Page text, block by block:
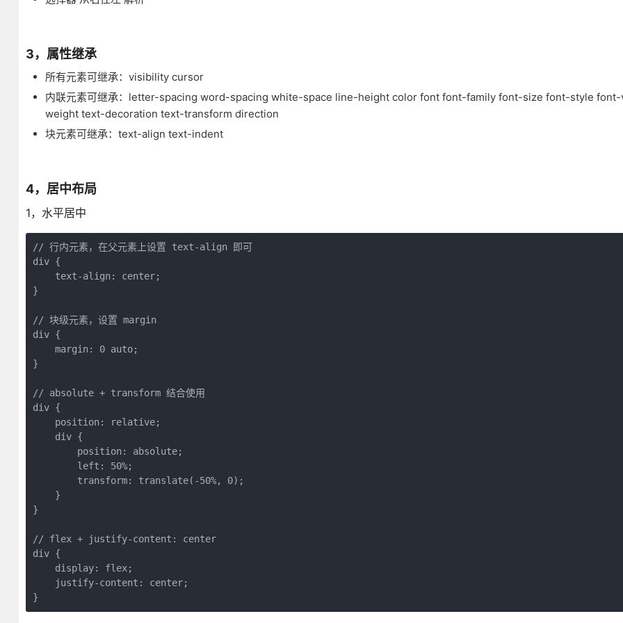
3，属性继承
所有元素可继承：visibility cursor
内联元素可继承：letter-spacing word-spacing white-space line-height color font font-family font-size font-style
weight text-decoration text-transform direction
块元素可继承：text-align text-indent
4，居中布局
1，水平居中
// 行内元素，在父元素上设置 text-align 即可
div {
    text-align: center;
}
// 块级元素，设置 margin
div {
    margin: 0 auto;
}
// absolute + transform 结合使用
div {
    position: relative;
    div {
        position: absolute;
        left: 50%;
        transform: translate(-50%, 0);
    }
}
// flex + justify-content: center
div {
    display: flex;
    justify-content: center;
}